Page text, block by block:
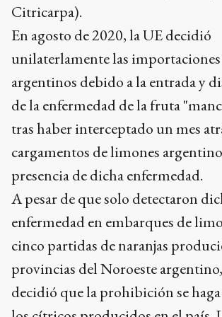
Citricarpa).
En agosto de 2020, la UE decidió
unilaterlamente las
argentinos debido a la entrada y
de la enfermedad de la fruta
tras haber interceptado un mes
cargamentos de limones
presencia de dicha enfermedad.
A pesar de que solo detectaron
enfermedad en embarques de
cinco partidas de naranjas
provincias del Noroeste
decidió que la prohibición se